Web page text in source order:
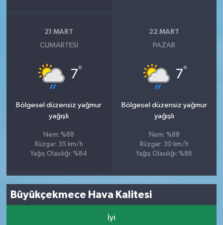
21 MART
CUMARTESI
7°
Bölgesel düzensiz yağmur
yağışlı
Nem: %88
Rüzgar: 35 km/h
Yağış Olasılığı: %84
22 MART
PAZAR
7°
Bölgesel düzensiz yağmur
yağışlı
Nem: %88
Rüzgar: 30 km/h
Yağış Olasılığı: %86
Büyükçekmece Hava Kalitesi
İyi